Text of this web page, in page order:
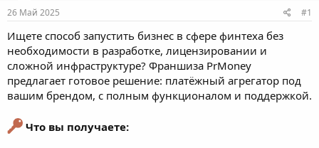
е
м
ы
л
26 Май 2025 #1
Ищете способ запустить бизнес в сфере финтеха без
необходимости в разработке, лицензировании и
сложной инфраструктуре? Франшиза PrMoney
предлагает готовое решение: платёжный агрегатор под
вашим брендом, с полным функционалом и поддержкой.
Что вы получаете: